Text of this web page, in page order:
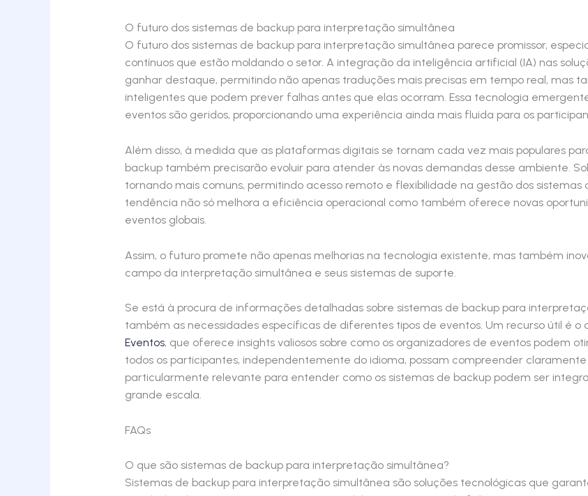
O futuro dos sistemas de backup para interpretação simultânea
O futuro dos sistemas de backup para interpretação simultânea parece promissor,
contínuos que estão moldando o setor. A integração da inteligência artificial (IA) nas
ganhar destaque, permitindo não apenas traduções mais precisas em tempo real, mas
inteligentes que podem prever falhas antes que elas ocorram. Essa tecnologia
eventos são geridos, proporcionando uma experiência ainda mais fluida para os
Além disso, à medida que as plataformas digitais se tornam cada vez mais populares
backup também precisarão evoluir para atender às novas demandas desse ambiente.
tornando mais comuns, permitindo acesso remoto e flexibilidade na gestão dos sistemas
tendência não só melhora a eficiência operacional como também oferece novas
eventos globais.
Assim, o futuro promete não apenas melhorias na tecnologia existente, mas também
campo da interpretação simultânea e seus sistemas de suporte.
Se está à procura de informações detalhadas sobre sistemas de backup para
também as necessidades específicas de diferentes tipos de eventos. Um recurso útil é o
Eventos, que oferece insights valiosos sobre como os organizadores de eventos podem
todos os participantes, independentemente do idioma, possam compreender
particularmente relevante para entender como os sistemas de backup podem ser
grande escala.
FAQs
O que são sistemas de backup para interpretação simultânea?
Sistemas de backup para interpretação simultânea são soluções tecnológicas que